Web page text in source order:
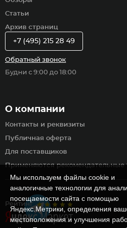
Рейтинг
Статьи
Архив страниц
О компании
Контакты и реквизиты
Публичная оферта
Для поставщиков
Применяются рекомендательные
+7 (495) 215 28 49
Обратный звонок
Будни с 9:00 до 18:00
Мы используем файлы cookie и
аналогичные технологии для
посещаемости сайта с помощью
Яндекс.Метрики, определения
местоположения и улучшения